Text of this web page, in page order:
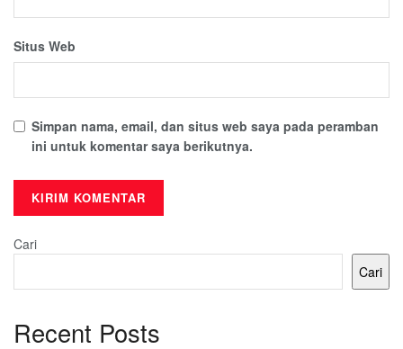
Situs Web
Simpan nama, email, dan situs web saya pada peramban
ini untuk komentar saya berikutnya.
Cari
Cari
Recent Posts